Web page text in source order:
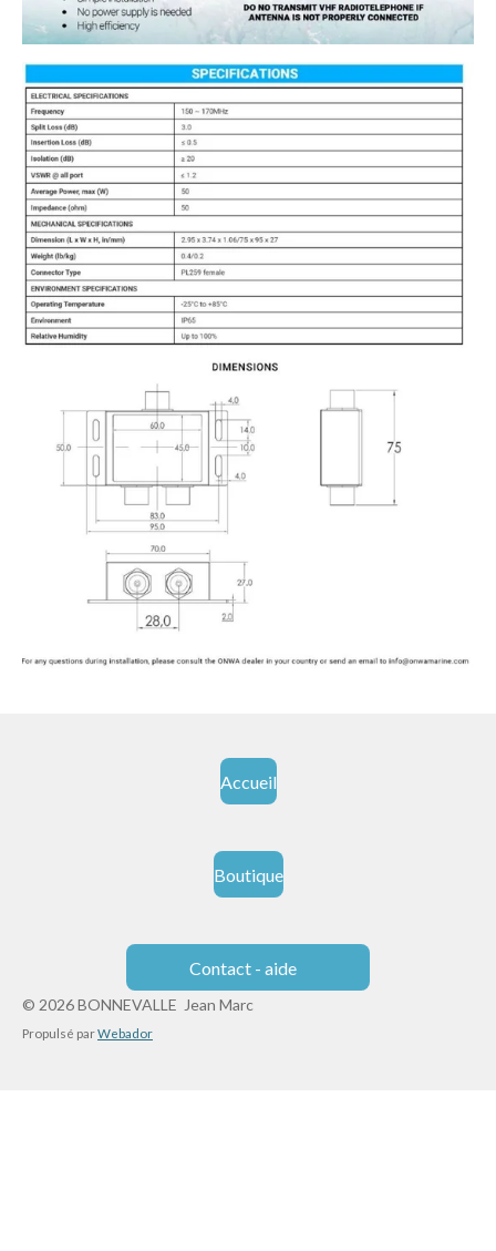
Accueil
Boutique
Contact - aide
© 2026 BONNEVALLE Jean Marc
Propulsé parWebador